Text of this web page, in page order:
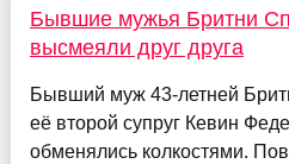
Бывшие мужья Бритни
высмеяли друг друга
Бывший муж 43-летней
её второй супруг Кевин
обменялись колкостями.